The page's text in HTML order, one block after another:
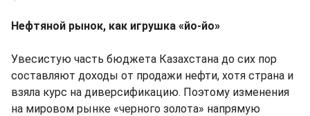
Нефтяной рынок, как игрушка «йо-йо»
Увесистую часть бюджета Казахстана до сих пор
составляют доходы от продажи нефти, хотя страна и
взяла курс на диверсификацию. Поэтому изменения
на мировом рынке «черного золота» напрямую